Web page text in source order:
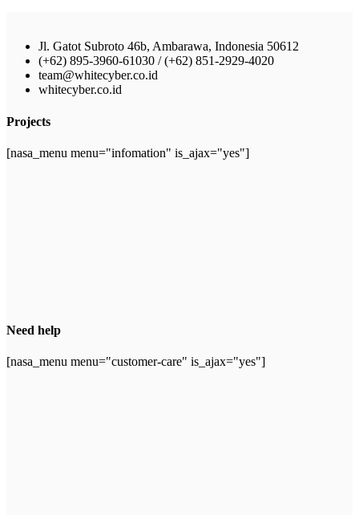
Jl. Gatot Subroto 46b, Ambarawa, Indonesia 50612
(+62) 895-3960-61030 / (+62) 851-2929-4020
team@whitecyber.co.id
whitecyber.co.id
Projects
[nasa_menu menu="infomation" is_ajax="yes"]
Need help
[nasa_menu menu="customer-care" is_ajax="yes"]